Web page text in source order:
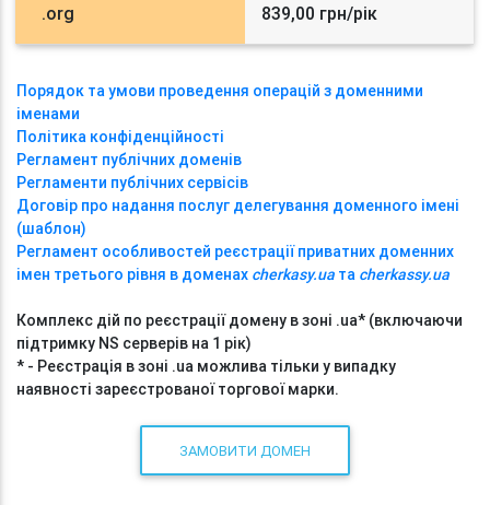
.org 839,00 грн/рік
Порядок та умови проведення операцій з доменними
іменами
Політика конфіденційності
Регламент публічних доменів
Регламенти публічних сервісів
Договір про надання послуг делегування доменного імені
(шаблон)
Регламент особливостей реєстрації приватних доменних
імен третього рівня в доменах cherkasy.ua та cherkassy.ua
Комплекс дій по реєстрації домену в зоні .ua* (включаючи
підтримку NS серверів на 1 рік)
* - Реєстрація в зоні .ua можлива тільки у випадку
наявності зареєстрованої торгової марки.
ЗАМОВИТИ ДОМЕН